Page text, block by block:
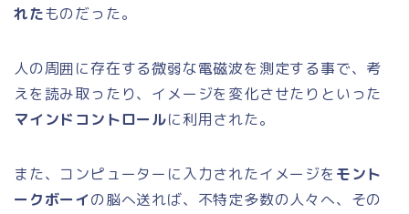
れたものだった。
人の周囲に存在する微弱な電磁波を測定する事で、考
えを読み取ったり、イメージを変化させたりといった
マインドコントロールに利用された。
また、コンピューターに入力されたイメージを モント
ークボーイの脳へ送れば、不特定多数の人々へ、その